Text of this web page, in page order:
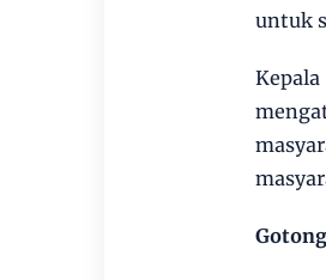
untuk